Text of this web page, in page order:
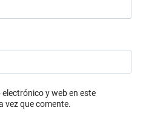
y web en este
vez que comente.